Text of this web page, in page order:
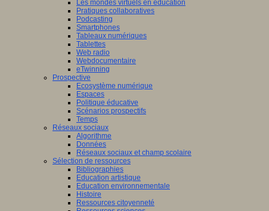
Les mondes virtuels en éducation
Pratiques collaboratives
Podcasting
Smartphones
Tableaux numériques
Tablettes
Web radio
Webdocumentaire
eTwinning
Prospective
Ecosystème numérique
Espaces
Politique éducative
Scénarios prospectifs
Temps
Réseaux sociaux
Algorithme
Données
Réseaux sociaux et champ scolaire
Sélection de ressources
Bibliographies
Education artistique
Education environnementale
Histoire
Ressources citoyenneté